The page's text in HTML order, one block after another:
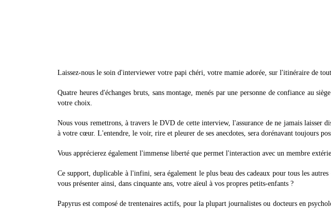
Laissez-nous le soin d'interviewer votre papi chéri, votre mamie adorée, sur l'itinéraire de
Quatre heures d'échanges bruts, sans montage, menés par une personne de confiance au
votre choix.
Nous vous remettrons, à travers le DVD de cette interview, l'assurance de ne jamais laisser
à votre cœur. L'entendre, le voir, rire et pleurer de ses anecdotes, sera dorénavant toujours
Vous apprécierez également l'immense liberté que permet l'interaction avec un membre
Ce support, duplicable à l'infini, sera également le plus beau des cadeaux pour tous les
vous présenter ainsi, dans cinquante ans, votre aïeul à vos propres petits-enfants ?
Papyrus est composé de trentenaires actifs, pour la plupart journalistes ou docteurs en